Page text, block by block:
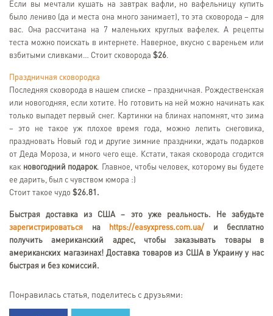
Если вы мечтали кушать на завтрак вафли, но вафельницу купить
было лениво (да и места она много занимает), то эта сковорода – для
вас. Она рассчитана на 7 маленьких круглых вафелек. А рецепты
теста можно поискать в интернете. Наверное, вкусно с вареньем или
взбитыми сливками… Стоит сковорода $26.
Праздничная сковородка
Последняя сковорода в нашем списке – праздничная. Рождественская
или новогодняя, если хотите. Но готовить на ней можно начинать как
только выпадет первый снег. Картинки на блинах напомнят, что зима
– это не такое уж плохое время года, можно лепить снеговика,
праздновать Новый год и другие зимние праздники, ждать подарков
от Деда Мороза, и много чего еще. Кстати, такая сковорода сгодится
как новогодний подарок. Главное, чтобы человек, которому вы будете
ее дарить, был с чувством юмора :)
Стоит такое чудо $26.81.
Быстрая доставка из США – это уже реальность. Не забудьте
зарегистрироваться на https://easyxpress.com.ua/ и бесплатно
получить американский адрес, чтобы заказывать товары в
американских магазинах! Доставка товаров из США в Украину у нас
быстрая и без комиссий.
Понравилась статья, поделитесь с друзьями: